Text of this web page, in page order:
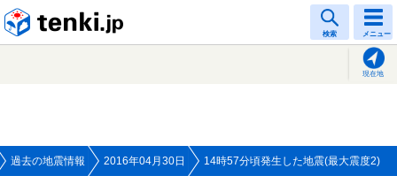
検索 メニュー
現在地
過去の地震情報 2016年04月30日 14時57分頃発生した地震(最大震度2)